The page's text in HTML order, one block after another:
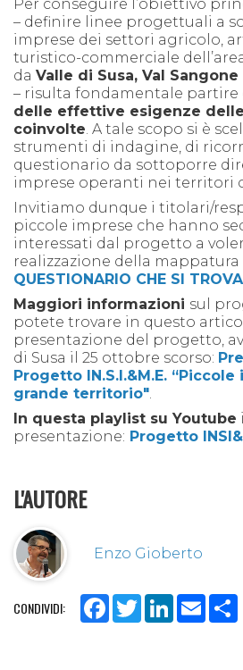
Per conseguire l’obiettivo
– definire linee progettuali a
imprese dei settori agricolo,
turistico-commerciale
da Valle di Susa, Val
– risulta fondamentale partire
delle effettive esigenze
coinvolte . A tale scopo si è
strumenti di indagine, di
questionario da sottoporre
imprese operanti nei territori
Invitiamo dunque i titolari/
piccole imprese che hanno
interessati dal progetto a
realizzazione della
QUESTIONARIO CHE SI
Maggiori informazioni sul
potete trovare in questo
presentazione del progetto,
di Susa il 25 ottobre scorso:
Progetto IN.S.I.&M.E.
grande territorio"
In questa playlist su Youtube
presentazione: Progetto
L'AUTORE
Enzo Gioberto
CONDIVIDI: Facebook
TwitterLinkedIn
Email